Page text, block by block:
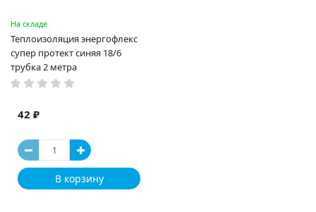
На складе
Теплоизоляция энергофлекс
супер протект синяя 18/6
трубка 2 метра
42 ₽
В корзину